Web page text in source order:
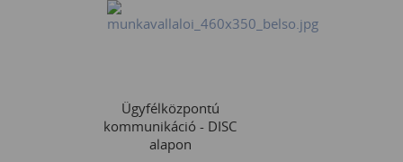
Ügyfélközpontú
kommunikáció - DISC
alapon